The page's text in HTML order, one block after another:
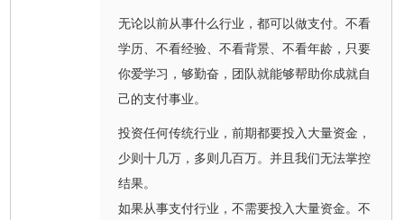
无论以前从事什么行业，都可以做支付。不看
学历、不看经验、不看背景、不看年龄，只要
你爱学习，够勤奋，团队就能够帮助你成就自
己的支付事业。
投资任何传统行业，前期都要投入大量资金，
少则十几万，多则几百万。并且我们无法掌控
结果。
如果从事支付行业，不需要投入大量资金。不